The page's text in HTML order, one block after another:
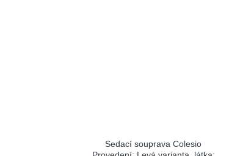
Sedací souprava Colesio